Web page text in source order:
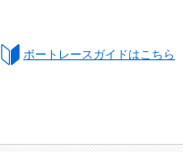
ボートレースガイドはこちら